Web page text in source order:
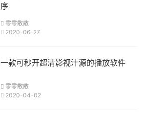
序
零零散散
2020-06-27
一款可秒开超清影视汁源的播放软件
零零散散
2020-04-02